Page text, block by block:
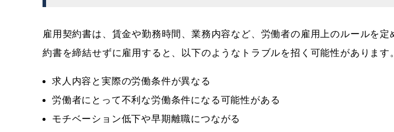
雇用契約書は、賃金や勤務時間、業務内容など、労働者の雇用上のルールを
約書を締結せずに雇用すると、以下のようなトラブルを招く可能性があります
求人内容と実際の労働条件が異なる
労働者にとって不利な労働条件になる可能性がある
モチベーション低下や早期離職につながる